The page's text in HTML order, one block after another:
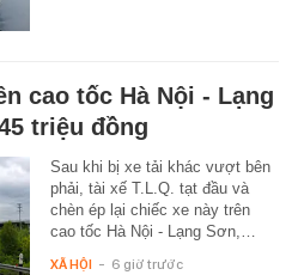
cao tốc Hà Nội - Lạng
triệu đồng
Sau khi bị xe tải khác vượt bên
phải, tài xế T.L.Q. tạt đầu và
chèn ép lại chiếc xe này trên
cao tốc Hà Nội - Lạng Sơn,…
XÃ HỘI - 6 giờ trước